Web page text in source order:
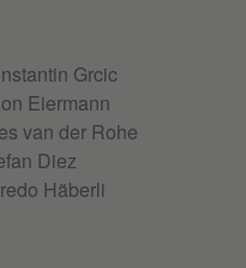
Grcic
Eiermann
van der Rohe
Diez
Häberli